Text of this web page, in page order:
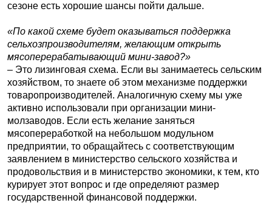
сезоне есть хорошие шансы пойти дальше.
«По какой схеме будет оказываться поддержка
сельхозпроизводителям, желающим открыть
мясоперерабатывающий мини-завод?»
– Это лизинговая схема. Если вы занимаетесь сельским
хозяйством, то знаете об этом механизме поддержки
товаропроизводителей. Аналогичную схему мы уже
активно использовали при организации мини-
молзаводов. Если есть желание заняться
мясопереработкой на небольшом модульном
предприятии, то обращайтесь с соответствующим
заявлением в министерство сельского хозяйства и
продовольствия и в министерство экономики, к тем, кто
курирует этот вопрос и где определяют размер
государственной финансовой поддержки.